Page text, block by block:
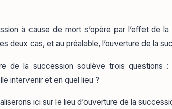
à cause de mort s’opère par l’effet de
deux cas, et au préalable, l’ouverture de la
de la succession soulève trois questions
intervenir et en quel lieu ?
ici sur le lieu d’ouverture de la